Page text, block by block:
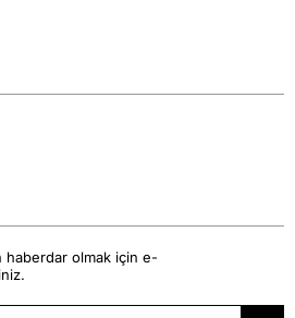
haberdar olmak için e-